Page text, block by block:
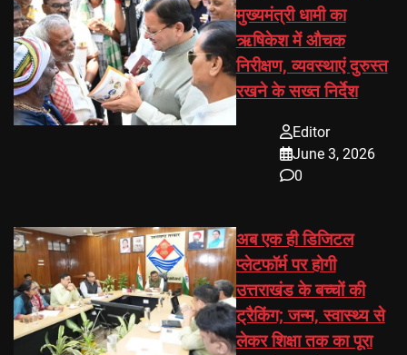
मुख्यमंत्री धामी का
ऋषिकेश में औचक
निरीक्षण, व्यवस्थाएं दुरुस्त
रखने के सख्त निर्देश
Editor
June 3, 2026
0
अब एक ही डिजिटल
प्लेटफॉर्म पर होगी
उत्तराखंड के बच्चों की
ट्रैकिंग; जन्म, स्वास्थ्य से
लेकर शिक्षा तक का पूरा